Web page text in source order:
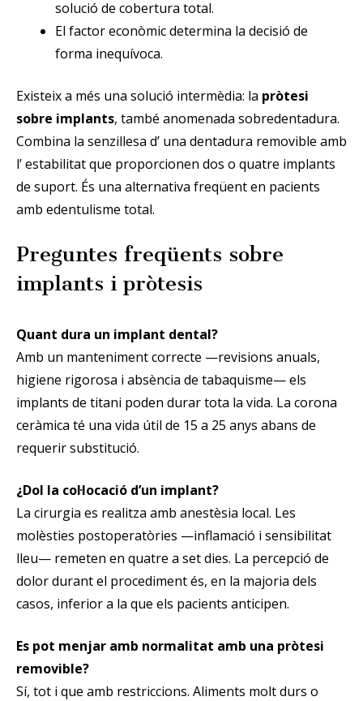
solució de cobertura total.
El factor econòmic determina la decisió de
forma inequívoca.
Existeix a més una solució intermèdia: la pròtesi
sobre implants, també anomenada sobredentadura.
Combina la senzillesa d’ una dentadura removible amb
l’ estabilitat que proporcionen dos o quatre implants
de suport. És una alternativa freqüent en pacients
amb edentulisme total.
Preguntes freqüents sobre
implants i pròtesis
Quant dura un implant dental?
Amb un manteniment correcte —revisions anuals,
higiene rigorosa i absència de tabaquisme— els
implants de titani poden durar tota la vida. La corona
ceràmica té una vida útil de 15 a 25 anys abans de
requerir substitució.
¿Dol la col·locació d’un implant?
La cirurgia es realitza amb anestèsia local. Les
molèsties postoperatòries —inflamació i sensibilitat
lleu— remeten en quatre a set dies. La percepció de
dolor durant el procediment és, en la majoria dels
casos, inferior a la que els pacients anticipen.
Es pot menjar amb normalitat amb una pròtesi
removible?
Sí, tot i que amb restriccions. Aliments molt durs o